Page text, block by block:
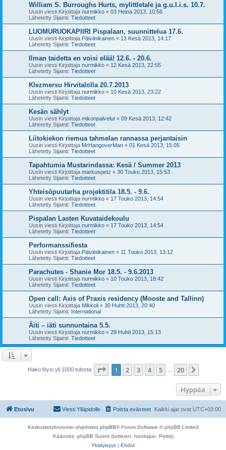
William S. Burroughs Hurts, mylittletale ja g.u.l.i.s. 10.7.
Uusin viesti Kirjoittaja nurmikko « 03 Heinä 2013, 10:56
Lähetetty Sijainti: Tiedotteet
LUOMURUOKAPIIRI Pispalaan, suunnittelua 17.6.
Uusin viesti Kirjoittaja Päiviinikainen « 13 Kesä 2013, 14:17
Lähetetty Sijainti: Tiedotteet
Ilman taidetta en voisi elää! 12.6. - 20.6.
Uusin viesti Kirjoittaja nurmikko « 12 Kesä 2013, 22:55
Lähetetty Sijainti: Tiedotteet
Klezmersu Hirvitalolla 20.7.2013
Uusin viesti Kirjoittaja nurmikko « 10 Kesä 2013, 23:22
Lähetetty Sijainti: Tiedotteet
Kesän sählyt
Uusin viesti Kirjoittaja mikonpalvelut « 09 Kesä 2013, 12:42
Lähetetty Sijainti: Tiedotteet
Liitokiekon riemua tahmelan rannassa perjantaisin
Uusin viesti Kirjoittaja MrHangoverMan « 01 Kesä 2013, 15:05
Lähetetty Sijainti: Tiedotteet
Tapahtumia Mustarindassa: Kesä / Summer 2013
Uusin viesti Kirjoittaja markuspetz « 30 Touko 2013, 15:53
Lähetetty Sijainti: Tiedotteet
Yhteisöpuutarha projektitila 18.5. - 9.6.
Uusin viesti Kirjoittaja nurmikko « 17 Touko 2013, 14:54
Lähetetty Sijainti: Tiedotteet
Pispalan Lasten Kuvataidekoulu
Uusin viesti Kirjoittaja nurmikko « 17 Touko 2013, 14:54
Lähetetty Sijainti: Tiedotteet
Performanssifiesta
Uusin viesti Kirjoittaja Päiviinikainen « 11 Touko 2013, 13:12
Lähetetty Sijainti: Tiedotteet
Parachutes - Shanie Mor 18.5. - 9.6.2013
Uusin viesti Kirjoittaja nurmikko « 10 Touko 2013, 18:42
Lähetetty Sijainti: Tiedotteet
Open call: Axis of Praxis residency (Mooste and Tallinn)
Uusin viesti Kirjoittaja Mikkoli « 30 Huhti 2013, 20:40
Lähetetty Sijainti: International
Äiti – iäti sunnuntaina 5.5.
Uusin viesti Kirjoittaja nurmikko « 29 Huhti 2013, 15:13
Lähetetty Sijainti: Tiedotteet
Haku löysi yli 1000 tulosta Sivu /20
1 2 3 4 5 20
Hyppää
Etusivu Kaikki ajat ovat UTC+03:00
Poista evästeet
Viesti Ylläpidolle
Keskustelufoorumin ohjelmisto phpBB® Forum Software © phpBB Limited
Käännös: phpBB Suomi (lurttinen, harritapio, Pettis)
Yksityisyys | Ehdot